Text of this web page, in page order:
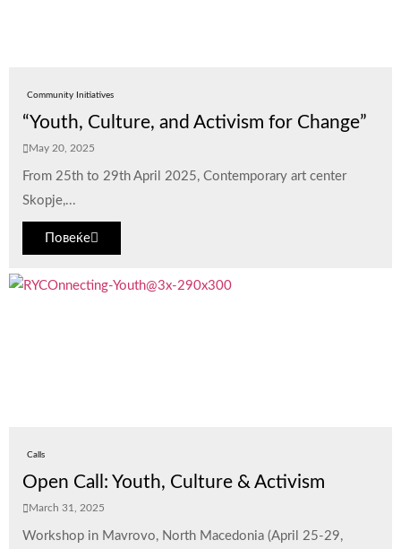
Community Initiatives
“Youth, Culture, and Activism for Change”
May 20, 2025
From 25th to 29th April 2025, Contemporary art center
Skopje,...
Повеќе
Calls
Open Call: Youth, Culture & Activism
March 31, 2025
Workshop in Mavrovo, North Macedonia (April 25-29,